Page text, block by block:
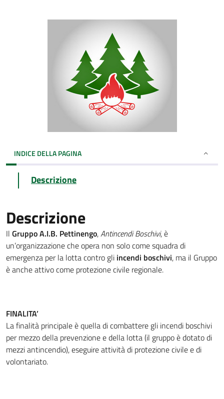
INDICE DELLA PAGINA
Descrizione
Descrizione
Il Gruppo A.I.B. Pettinengo,Antincendi Boschivi, è
un’organizzazione che opera non solo come squadra di
emergenza per la lotta contro gli incendi boschivi, ma il Gruppo
è anche attivo come protezione civile regionale.
FINALITA’
La finalità principale è quella di combattere gli incendi boschivi
per mezzo della prevenzione e della lotta (il gruppo è dotato di
mezzi antincendio), eseguire attività di protezione civile e di
volontariato.